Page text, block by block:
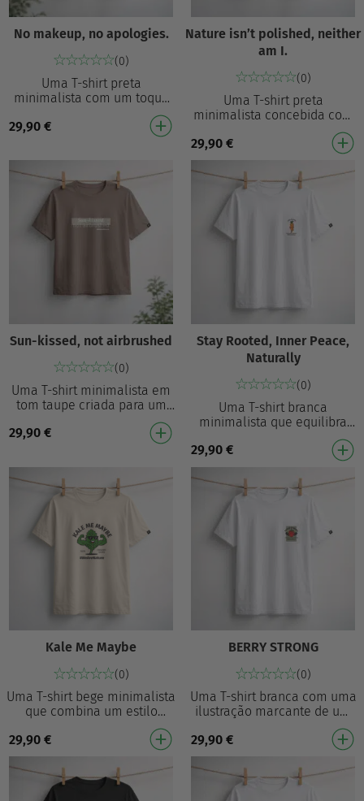
No makeup, no apologies.
(0)
Uma T-shirt preta
minimalista com um toque
refinado. Com um rosto
29,90€
Nature isn’t polished, neither
am I.
(0)
Uma T-shirt preta
minimalista concebida com
um impacto subtil. Com um
pequeno gráfico refinado e a
mensagem “Nature isn…
29,90€
Sun-kissed, not airbrushed
(0)
Uma T-shirt minimalista em
tom taupe criada para um
confiança natural. Com a
afirmação subtil “Sun…
29,90€
Stay Rooted, Inner Peace,
Naturally
(0)
Uma T-shirt branca
minimalista que equilibra
estilo e serenidade. Com a
frase “Stay Rooted, Inner
Peace, Naturally” num…
29,90€
Kale Me Maybe
(0)
Uma T-shirt bege minimalista
que combina um estilo
descontraído com uma
sensação de conforto. Com a
29,90€
BERRY STRONG
(0)
Uma T-shirt branca com uma
ilustração marcante de um
morango a levantar pesos,
acompanhada do texto em
29,90€